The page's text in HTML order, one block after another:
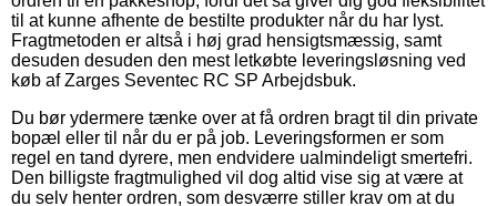
til at kunne afhente de bestilte produkter når du har lyst.
Fragtmetoden er altså i høj grad hensigtsmæssig, samt
desuden desuden den mest letkøbte leveringsløsning ved
køb af Zarges Seventec RC SP Arbejdsbuk.
Du bør ydermere tænke over at få ordren bragt til din private
bopæl eller til når du er på job. Leveringsformen er som
regel en tand dyrere, men endvidere ualmindeligt smertefri.
Den billigste fragtmulighed vil dog altid vise sig at være at
du selv henter ordren, som desværre stiller krav om at du